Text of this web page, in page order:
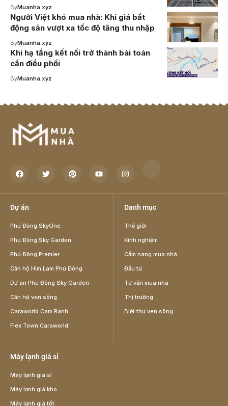
ByMuanha.xyz
Người Việt khó mua nhà: Khi giá bất
động sản vượt xa tốc độ tăng thu nhập
ByMuanha.xyz
Khi hạ tầng kết nối trở thành bài toán
cần điều phối
ByMuanha.xyz
Dự án
Phú Đông SkyOne
Phú Đông Sky Garden
Phú Đông Premier
Căn hộ Him Lam Phú Đông
Dự án Phú Đông Sky Garden
Căn hộ ven sông
Caraworld Cam Ranh
Flex Town Caraworld
Danh mục
Thế giới
Kinh nghiệm
Cẩm nang mua nhà
Đầu tư
Tư vấn mua nhà
Thị trường
Biệt thự ven sông
Máy lạnh giá sỉ
Máy lạnh giá sỉ
Máy lạnh giá kho
Máy lạnh giá tốt